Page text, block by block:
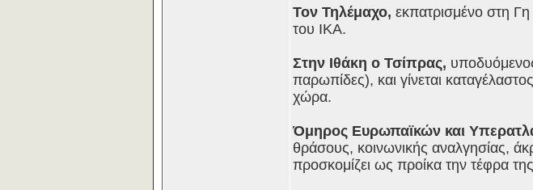
Τον Τηλέμαχο, εκπατρισμένο στη
του ΙΚΑ.
Στην Ιθάκη ο Τσίπρας,
παρωπίδες), και γίνεται
χώρα.
Όμηρος Ευρωπαϊκών και
θράσους, κοινωνικής αναλγησίας,
προσκομίζει ως προίκα την τέφρα